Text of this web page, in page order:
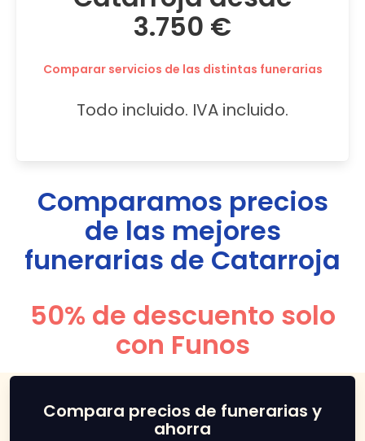
3.750 €
Comparar servicios de las distintas funerarias
Todo incluido. IVA incluido.
Comparamos precios
de las mejores
funerarias de Catarroja
50% de descuento solo
con Funos
Compara precios de funerarias y
ahorra